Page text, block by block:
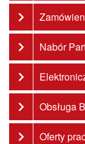
Nabór
Obsługa
Oferty